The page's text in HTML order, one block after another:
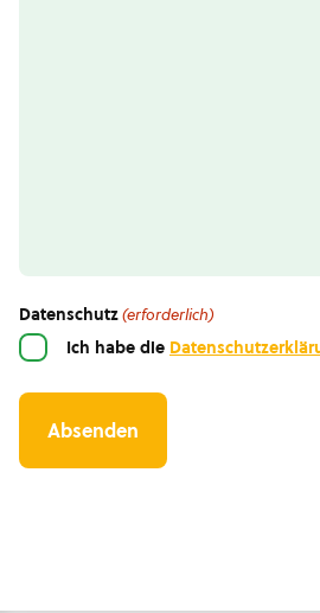
Datenschutz(erforderlich)
Ich habe die